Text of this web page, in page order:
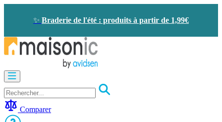
✨ Braderie de l'été : produits à partir de 1,99€
Visiophone
-
Sonnette
Comparer